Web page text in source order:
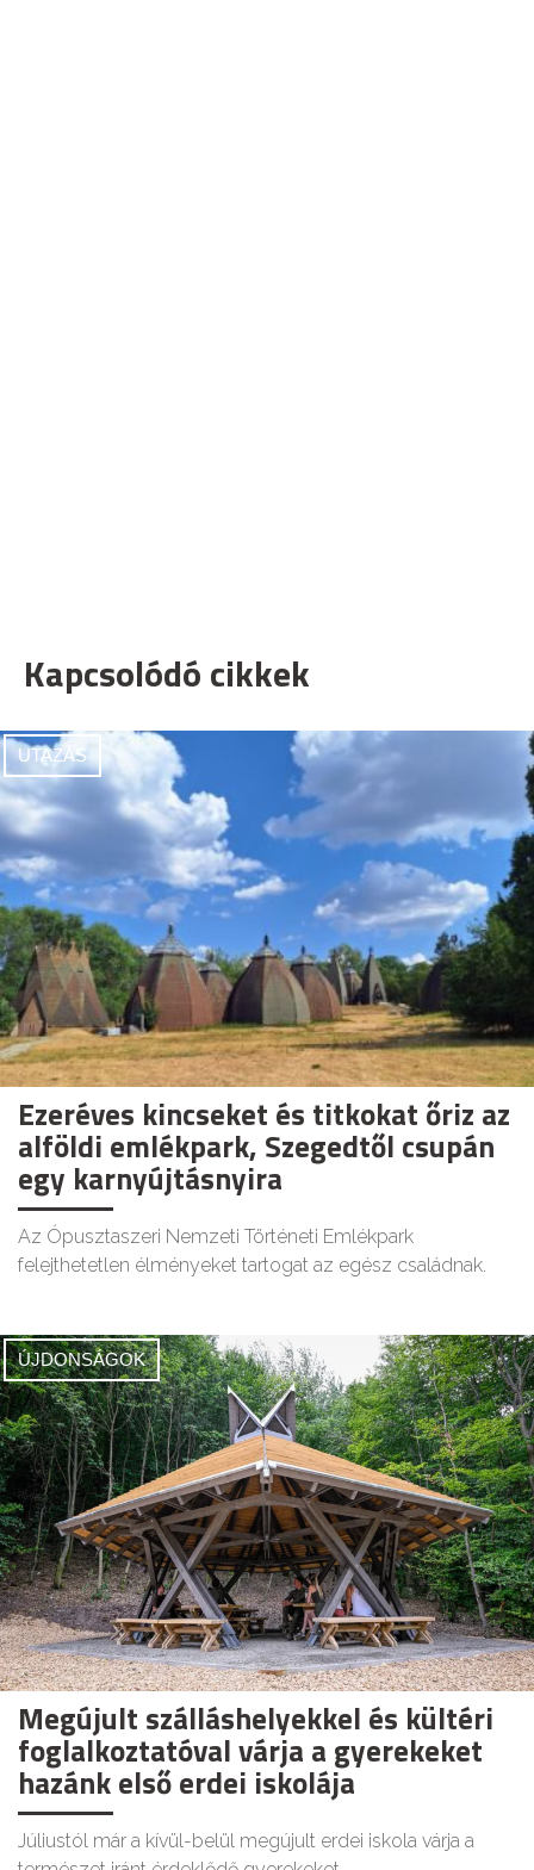
Kapcsolódó cikkek
UTAZÁS
Ezeréves kincseket és titkokat őriz az
alföldi emlékpark, Szegedtől csupán
egy karnyújtásnyira
Az Ópusztaszeri Nemzeti Történeti Emlékpark
felejthetetlen élményeket tartogat az egész családnak.
ÚJDONSÁGOK
Megújult szálláshelyekkel és kültéri
foglalkoztatóval várja a gyerekeket
hazánk első erdei iskolája
Júliustól már a kívül-belül megújult erdei iskola várja a